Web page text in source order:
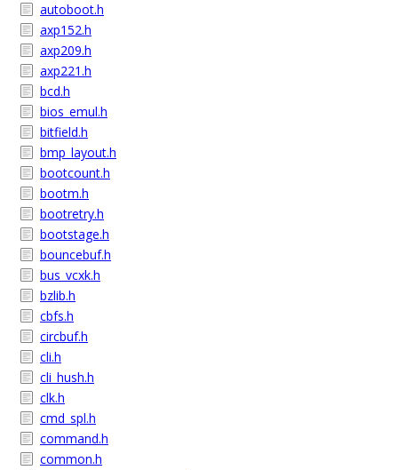
autoboot.h
axp152.h
axp209.h
axp221.h
bcd.h
bios_emul.h
bitfield.h
bmp_layout.h
bootcount.h
bootm.h
bootretry.h
bootstage.h
bouncebuf.h
bus_vcxk.h
bzlib.h
cbfs.h
circbuf.h
cli.h
cli_hush.h
clk.h
cmd_spl.h
command.h
common.h